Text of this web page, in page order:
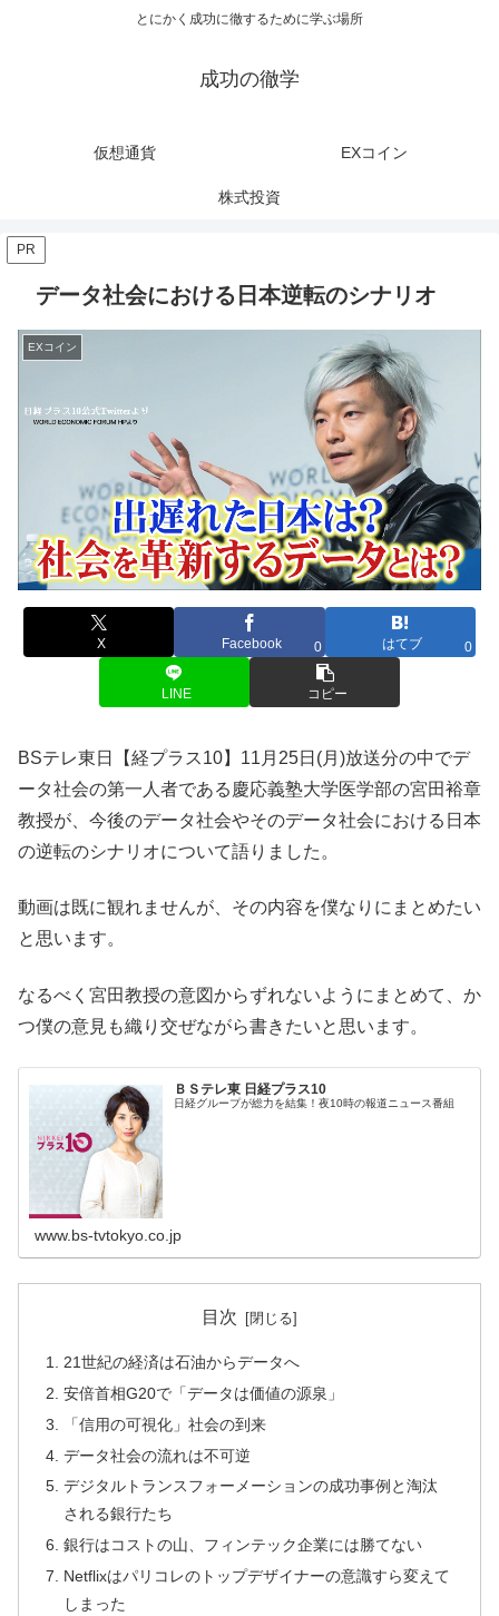
とにかく成功に徹するために学ぶ場所
成功の徹学
仮想通貨 EXコイン
株式投資
PR
データ社会における日本逆転のシナリオ
EXコイン
X Facebook 0 はてブ 0
LINE コピー
BSテレ東日【経プラス10】11月25日(月)放送分の中でデ
ータ社会の第一人者である慶応義塾大学医学部の宮田裕章
教授が、今後のデータ社会やそのデータ社会における日本
の逆転のシナリオについて語りました。
動画は既に観れませんが、その内容を僕なりにまとめたい
と思います。
なるべく宮田教授の意図からずれないようにまとめて、か
つ僕の意見も織り交ぜながら書きたいと思います。
ＢＳテレ東 日経プラス10
日経グループが総力を結集！夜10時の報道ニュース番組
www.bs-tvtokyo.co.jp
目次
21世紀の経済は石油からデータへ
安倍首相G20で「データは価値の源泉」
「信用の可視化」社会の到来
データ社会の流れは不可逆
デジタルトランスフォーメーションの成功事例と淘汰
される銀行たち
銀行はコストの山、フィンテック企業には勝てない
Netflixはパリコレのトップデザイナーの意識すら変えて
しまった